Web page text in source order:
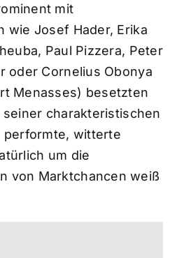
mit
wie Josef Hader, Erika
Paul Pizzera, Peter
oder Cornelius Obonya
Menasses) besetzten
charakteristischen
performte, witterte
um die
von Marktchancen weiß